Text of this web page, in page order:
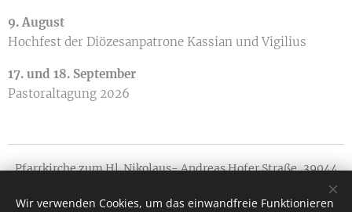
9. August
Hochfest der Diözesanpatrone Kassian und Vigilius
17. und 18. September
Pastoraltagung 2026
Pfarrkirche zum Hl. Nikolaus- Andreas Hofer Straße, 39044
Wir verwenden Cookies, um das einwandfreie Funktionieren